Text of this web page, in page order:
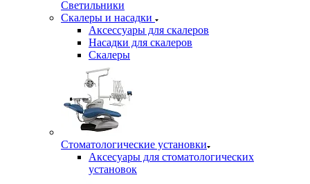
Светильники
Скалеры и насадки
Аксессуары для скалеров
Насадки для скалеров
Скалеры
Стоматологические установки
Аксесуары для стоматологических
установок